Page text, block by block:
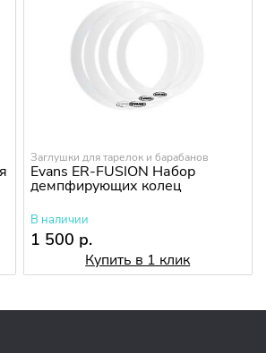
Заглушки для тарелок и барабанов
Evans ER-FUSION Набор
демпфирующих колец
В наличии
1 500 р.
Купить в 1 клик